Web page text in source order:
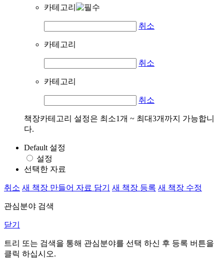
카테고리
취소
카테고리
취소
카테고리
취소
책장카테고리 설정은 최소1개 ~ 최대3개까지 가능합니
다.
Default 설정
설정
선택한 자료
취소 새 책장 만들어 자료 담기 새 책장 등록 새 책장 수정
관심분야 검색
닫기
트리 또는 검색을 통해 관심분야를 선택 하신 후 등록 버튼을
클릭 하십시오.